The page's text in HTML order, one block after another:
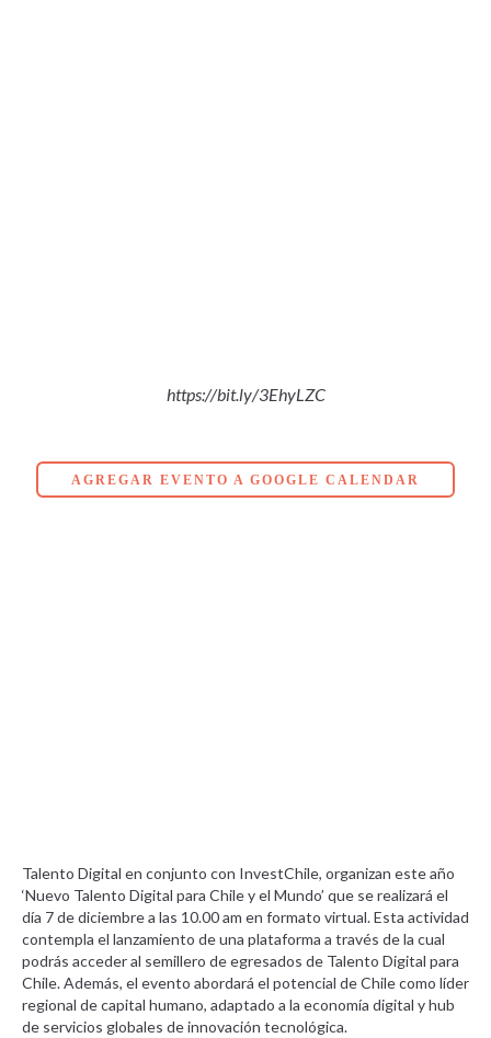
https://bit.ly/3EhyLZC
AGREGAR EVENTO A GOOGLE CALENDAR
Talento Digital en conjunto con InvestChile, organizan este año
‘Nuevo Talento Digital para Chile y el Mundo’ que se realizará el
día 7 de diciembre a las 10.00 am en formato virtual. Esta actividad
contempla el lanzamiento de una plataforma a través de la cual
podrás acceder al semillero de egresados de Talento Digital para
Chile. Además, el evento abordará el potencial de Chile como líder
regional de capital humano, adaptado a la economía digital y hub
de servicios globales de innovación tecnológica.